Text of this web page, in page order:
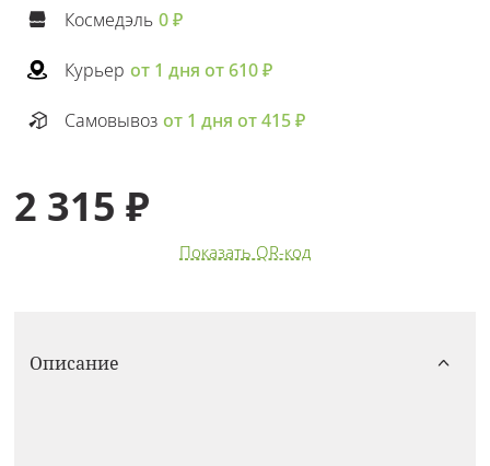
Космедэль 0 ₽
Курьер от 1 дня от 610 ₽
Самовывоз от 1 дня от 415 ₽
2 315 ₽
Показать QR-код
Описание